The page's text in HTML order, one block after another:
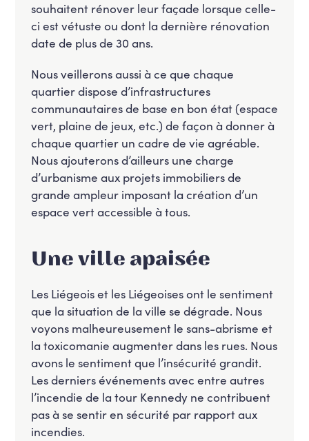
souhaitent rénover leur façade lorsque celle-
ci est vétuste ou dont la dernière rénovation
date de plus de 30 ans.
Nous veillerons aussi à ce que chaque
quartier dispose d’infrastructures
communautaires de base en bon état (espace
vert, plaine de jeux, etc.) de façon à donner à
chaque quartier un cadre de vie agréable.
Nous ajouterons d’ailleurs une charge
d’urbanisme aux projets immobiliers de
grande ampleur imposant la création d’un
espace vert accessible à tous.
Une ville apaisée
Les Liégeois et les Liégeoises ont le sentiment
que la situation de la ville se dégrade. Nous
voyons malheureusement le sans-abrisme et
la toxicomanie augmenter dans les rues. Nous
avons le sentiment que l’insécurité grandit.
Les derniers événements avec entre autres
l’incendie de la tour Kennedy ne contribuent
pas à se sentir en sécurité par rapport aux
incendies.